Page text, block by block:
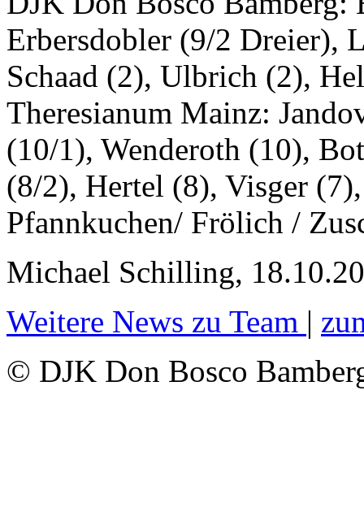
Erbersdobler (9/2 Dreier),
Schaad (2), Ulbrich (2),
Theresianum Mainz:
(10/1), Wenderoth (10),
(8/2), Hertel (8), Visger
Pfannkuchen/ Frölich /
Michael Schilling,
Weitere News zu Team |
© DJK Don Bosco